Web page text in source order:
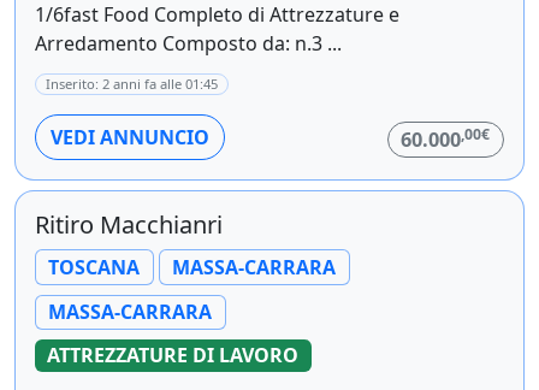
1/6fast Food Completo di Attrezzature e
Arredamento Composto da: n.3 ...
Inserito: 2 anni fa alle 01:45
VEDI ANNUNCIO 60.000,00€
Ritiro Macchianri
TOSCANA
MASSA-CARRARA
MASSA-CARRARA
ATTREZZATURE DI LAVORO